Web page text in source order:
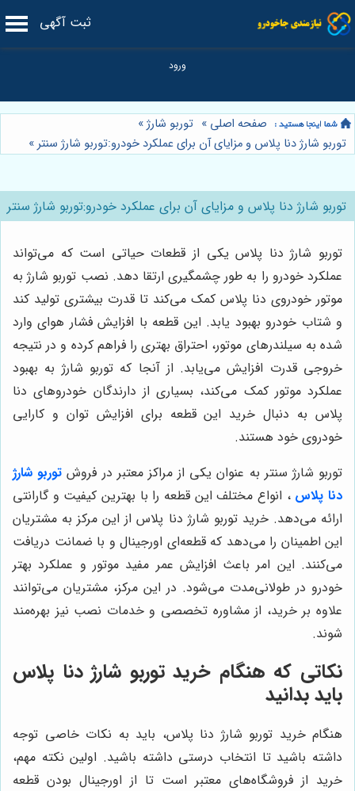
ثبت آگهی
صفحه اصلی » توربو شارژ»
توربو شارژ دنا پلاس و مزایای آن برای عملکرد خودرو:توربو شارژ سنتر»
توربو شارژ دنا پلاس و مزایای آن برای عملکرد خودرو:توربو شارژ سنتر
توربو شارژ دنا پلاس یکی از قطعات حیاتی است که می‌تواند
عملکرد خودرو را به طور چشمگیری ارتقا دهد. نصب توربو شارژ به
موتور خودروی دنا پلاس کمک می‌کند تا قدرت بیشتری تولید کند
و شتاب خودرو بهبود یابد. این قطعه با افزایش فشار هوای وارد
شده به سیلندرهای موتور، احتراق بهتری را فراهم کرده و در نتیجه
خروجی قدرت افزایش می‌یابد. از آنجا که توربو شارژ به بهبود
عملکرد موتور کمک می‌کند، بسیاری از دارندگان خودروهای دنا
پلاس به دنبال خرید این قطعه برای افزایش توان و کارایی
خودروی خود هستند.
توربو شارژ سنتر به عنوان یکی از مراکز معتبر در فروش توربو شارژ
دنا پلاس ، انواع مختلف این قطعه را با بهترین کیفیت و گارانتی
ارائه می‌دهد. خرید توربو شارژ دنا پلاس از این مرکز به مشتریان
این اطمینان را می‌دهد که قطعه‌ای اورجینال و با ضمانت دریافت
می‌کنند. این امر باعث افزایش عمر مفید موتور و عملکرد بهتر
خودرو در طولانی‌مدت می‌شود. در این مرکز، مشتریان می‌توانند
علاوه بر خرید، از مشاوره تخصصی و خدمات نصب نیز بهره‌مند
شوند.
نکاتی که هنگام خرید توربو شارژ دنا پلاس
باید بدانید
هنگام خرید توربو شارژ دنا پلاس، باید به نکات خاصی توجه
داشته باشید تا انتخاب درستی داشته باشید. اولین نکته مهم،
خرید از فروشگاه‌های معتبر است تا از اورجینال بودن قطعه